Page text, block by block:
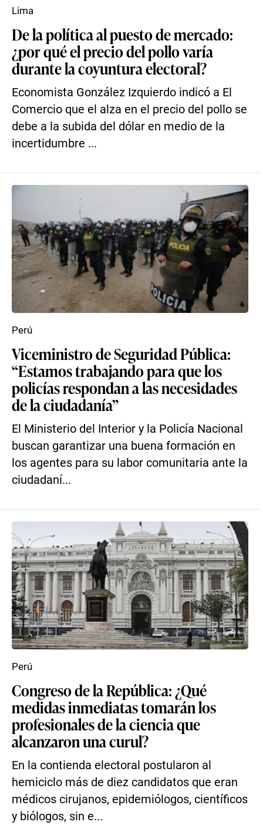
De la política al puesto de mercado:
¿por qué el precio del pollo varía
durante la coyuntura electoral?
Economista González Izquierdo indicó a El
Comercio que el alza en el precio del pollo se
debe a la subida del dólar en medio de la
incertidumbre ...
Lima
Viceministro de Seguridad Pública:
“Estamos trabajando para que los
policías respondan a las necesidades
de la ciudadanía”
El Ministerio del Interior y la Policía Nacional
buscan garantizar una buena formación en
los agentes para su labor comunitaria ante la
ciudadaní...
Perú
Congreso de la República: ¿Qué
medidas inmediatas tomarán los
profesionales de la ciencia que
alcanzaron una curul?
En la contienda electoral postularon al
hemiciclo más de diez candidatos que eran
médicos cirujanos, epidemiólogos, científicos
y biólogos, sin e...
Perú